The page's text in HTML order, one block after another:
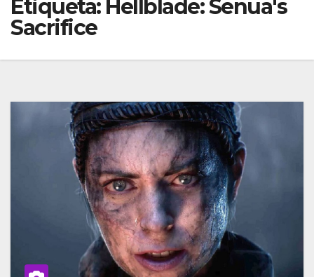
Etiqueta: Hellblade: Senua's
Sacrifice